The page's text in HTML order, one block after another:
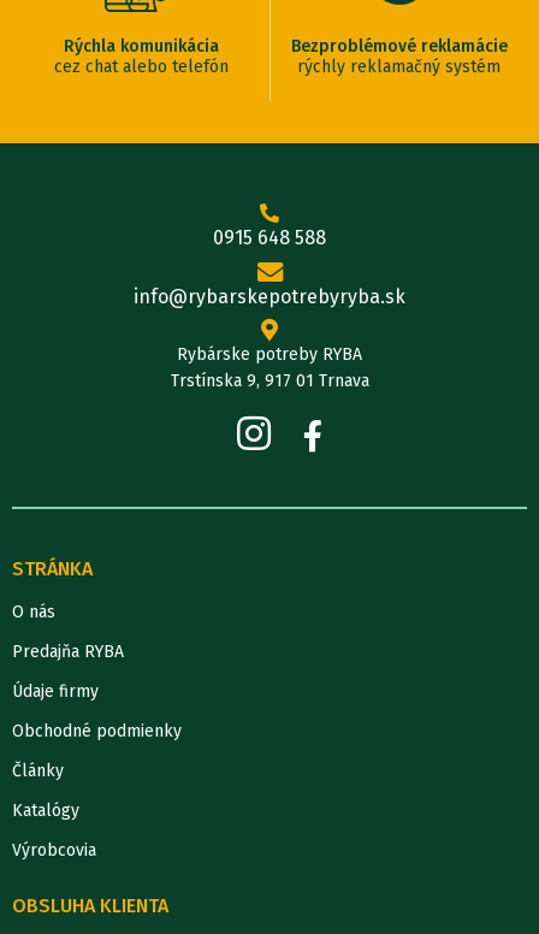
Rýchla komunikácia
cez chat alebo telefón
Bezproblémové reklamácie
rýchly reklamačný systém
0915 648 588
info@rybarskepotrebyryba.sk
Rybárske potreby RYBA
Trstínska 9, 917 01 Trnava
STRÁNKA
O nás
Predajňa RYBA
Údaje firmy
Obchodné podmienky
Články
Katalógy
Výrobcovia
OBSLUHA KLIENTA